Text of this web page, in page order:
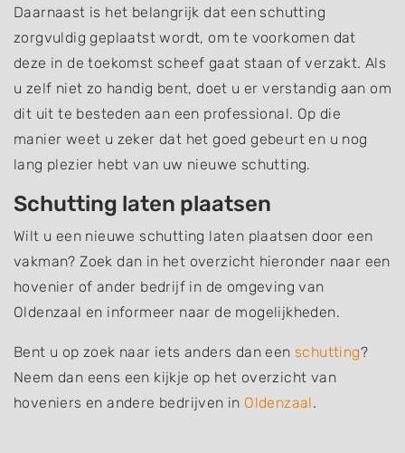
Daarnaast is het belangrijk dat een schutting
zorgvuldig geplaatst wordt, om te voorkomen dat
deze in de toekomst scheef gaat staan of verzakt. Als
u zelf niet zo handig bent, doet u er verstandig aan om
dit uit te besteden aan een professional. Op die
manier weet u zeker dat het goed gebeurt en u nog
lang plezier hebt van uw nieuwe schutting.
Schutting laten plaatsen
Wilt u een nieuwe schutting laten plaatsen door een
vakman? Zoek dan in het overzicht hieronder naar een
hovenier of ander bedrijf in de omgeving van
Oldenzaal en informeer naar de mogelijkheden.
Bent u op zoek naar iets anders dan een schutting?
Neem dan eens een kijkje op het overzicht van
hoveniers en andere bedrijven in Oldenzaal.